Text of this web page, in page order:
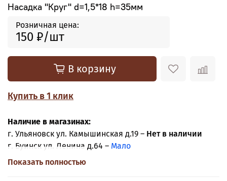
Насадка "Круг" d=1,5*18 h=35мм
Розничная цена:
150 ₽
В корзину
Купить в 1 клик
Наличие в магазинах:
г. Ульяновск ул. Камышинская д.19 – Нет в наличии
г. Буинск ул. Ленина д.64 – Мало
Показать полностью